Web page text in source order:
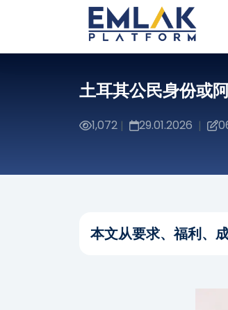
土耳其公民身份或
1,072 | 29.01.2026 |
本文从要求、福利、